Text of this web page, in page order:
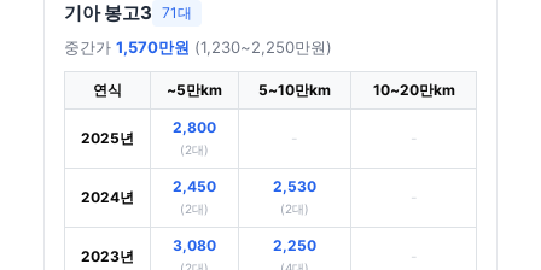
기아 봉고3 71대
중간가 1,570만원 (1,230~2,250만원)
연식 ~5만km 5~10만km 10~20만km
2025년
2,800
(2대)
- -
2024년
2,450
(2대)
2,530
(2대)
-
2023년
3,080 2,250
-